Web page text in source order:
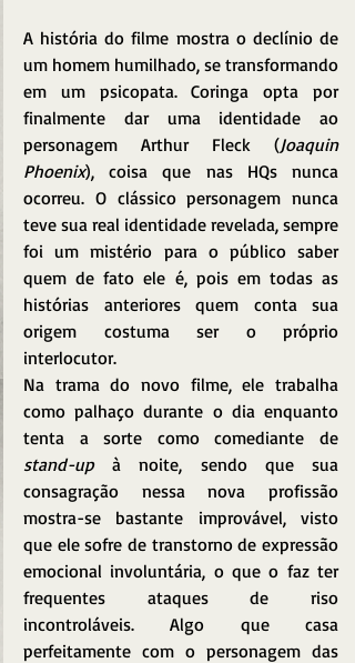
A história do filme mostra o declínio de
um homem humilhado, se transformando
em um psicopata. Coringa opta por
finalmente dar uma identidade ao
personagem Arthur Fleck (Joaquin
Phoenix), coisa que nas HQs nunca
ocorreu. O clássico personagem nunca
teve sua real identidade revelada, sempre
foi um mistério para o público saber
quem de fato ele é, pois em todas as
histórias anteriores quem conta sua
origem costuma ser o próprio
interlocutor.
Na trama do novo filme, ele trabalha
como palhaço durante o dia enquanto
stand-up à noite, sendo que sua
consagração nessa nova profissão
mostra-se bastante improvável, visto
que ele sofre de transtorno de expressão
emocional involuntária, o que o faz ter
frequentes ataques de riso
incontroláveis. Algo que casa
perfeitamente com o personagem das